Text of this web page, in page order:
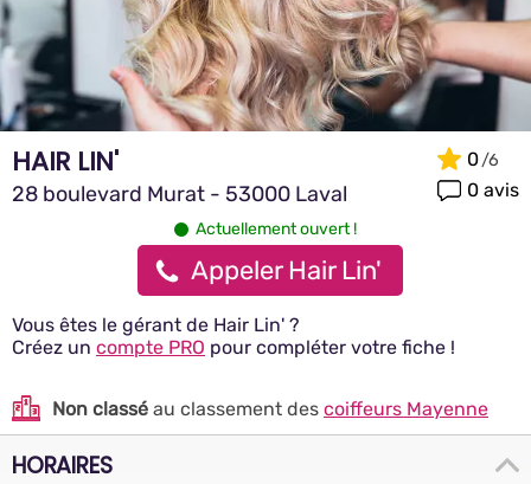
HAIR LIN'
28 boulevard Murat - 53000 Laval
0
0 avis
Actuellement ouvert !
Appeler Hair Lin'
Vous êtes le gérant de Hair Lin' ?
Créez un compte PRO pour compléter votre fiche !
Non classé au classement des coiffeurs Mayenne
HORAIRES